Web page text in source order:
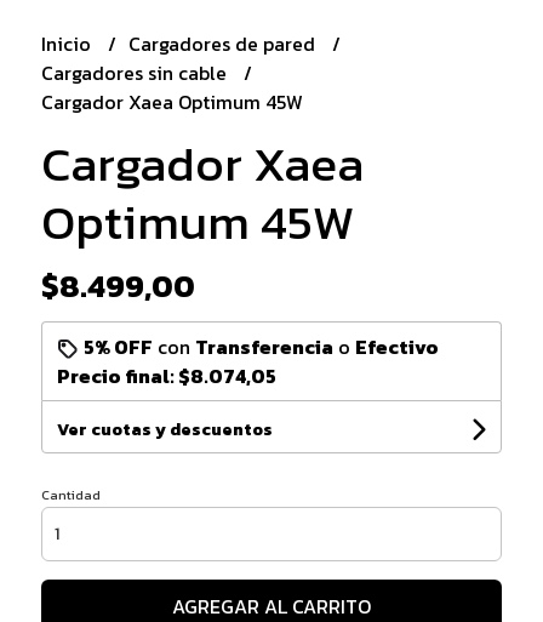
Inicio
Cargadores de pared
Cargadores sin cable
Cargador Xaea Optimum 45W
Cargador Xaea
Optimum 45W
$8.499,00
5% OFF con Transferencia o Efectivo
Precio final:$8.074,05
Ver cuotas y descuentos
Cantidad
AGREGAR AL CARRITO